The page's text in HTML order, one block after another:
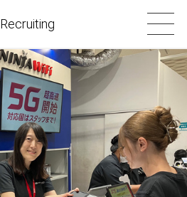
Recruiting